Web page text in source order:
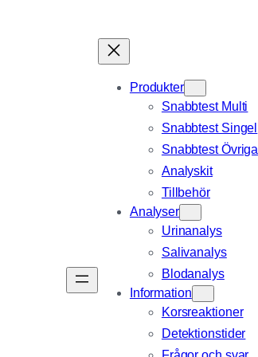
Produkter
Snabbtest Multi
Snabbtest Singel
Snabbtest Övriga
Analyskit
Tillbehör
Analyser
Urinanalys
Salivanalys
Blodanalys
Information
Korsreaktioner
Detektionstider